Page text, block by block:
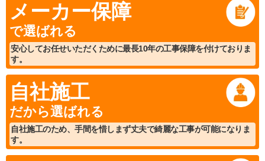
メーカー保障
で選ばれる
安心してお任せいただくために最長10年の工事保障を付けておりま
す。
自社施工
だから選ばれる
自社施工のため、手間を惜しまず丈夫で綺麗な工事が可能になりま
す。